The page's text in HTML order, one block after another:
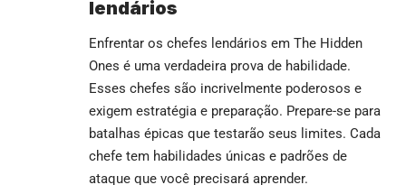
lendários
Enfrentar os chefes lendários em The Hidden
Ones é uma verdadeira prova de habilidade.
Esses chefes são incrivelmente poderosos e
exigem estratégia e preparação. Prepare-se para
batalhas épicas que testarão seus limites. Cada
chefe tem habilidades únicas e padrões de
ataque que você precisará aprender.